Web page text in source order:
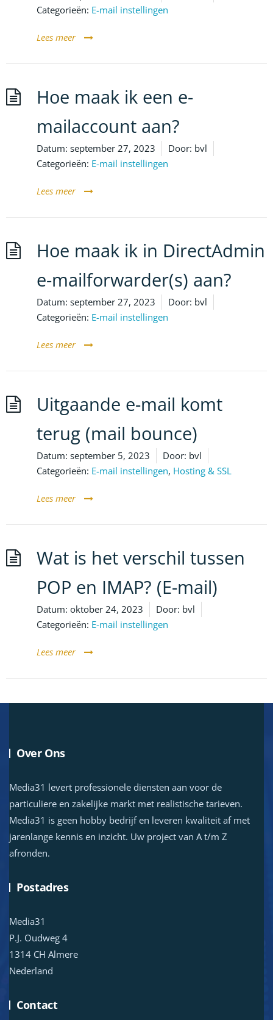
Categorieën: E-mail instellingen
Lees meer
Hoe maak ik een e-
mailaccount aan?
Datum: september 27, 2023 Door: bvl
Categorieën: E-mail instellingen
Lees meer
Hoe maak ik in DirectAdmin
e-mailforwarder(s) aan?
Datum: september 27, 2023 Door: bvl
Categorieën: E-mail instellingen
Lees meer
Uitgaande e-mail komt
terug (mail bounce)
Datum: september 5, 2023 Door: bvl
Categorieën: E-mail instellingen, Hosting & SSL
Lees meer
Wat is het verschil tussen
POP en IMAP? (E-mail)
Datum: oktober 24, 2023 Door: bvl
Categorieën: E-mail instellingen
Lees meer
Over Ons
Media31 levert professionele diensten aan voor de
particuliere en zakelijke markt met realistische tarieven.
Media31 is geen hobby bedrijf en leveren kwaliteit af met
jarenlange kennis en inzicht. Uw project van A t/m Z
afronden.
Postadres
Media31
P.J. Oudweg 4
1314 CH Almere
Nederland
Contact